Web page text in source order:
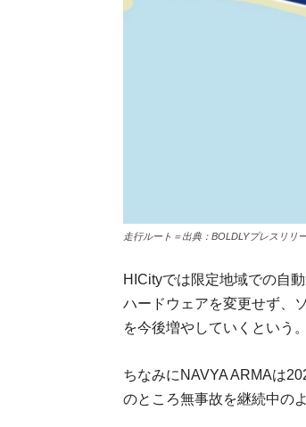
走行ルート＝出典：BOLDLYプレスリリ
HICityでは限定地域での自
ハードウェアを変更せず、
を今後増やしていくという。
ちなみにNAVYA ARMAは
のところ無事故を継続中のよ